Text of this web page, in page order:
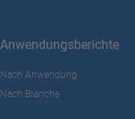
Anwendungsberichte
Nach Anwendung
Nach Branche